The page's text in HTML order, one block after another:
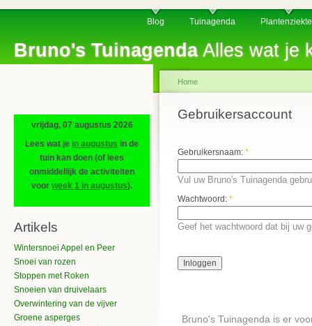
Bruno's TuinagendaAlles wat je
Blog Tuinagenda
vrijdag, 07 augustus 2026
Lees wat je in augustus in de
tuin kan doen (of lees
onmiddellijk de activiteiten
voor week 1 in augustus).
Artikels
Wintersnoei Appel en Peer
Snoei van rozen
Stoppen met Roken
Snoeien van druivelaars
Overwintering van de vijver
Groene asperges
Home
Gebruikersaccount
Gebruikersnaam: *
Vul uw Bruno's Tuinagenda
Wachtwoord: *
Geef het wachtwoord dat bij uw
Bruno's Tuinagenda is er